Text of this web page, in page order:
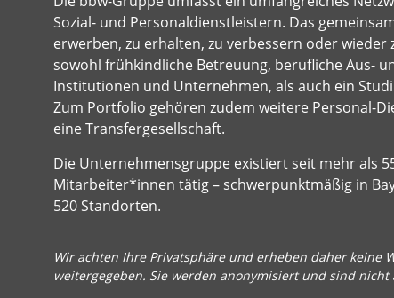
Sozial- und Personaldienstleistern. Das
erwerben, zu erhalten, zu verbessern oder
sowohl frühkindliche Betreuung, berufliche Aus-
Institutionen und Unternehmen, als auch ein
Zum Portfolio gehören zudem weitere Personal-
eine Transfergesellschaft.
Die Unternehmensgruppe existiert seit mehr als
Mitarbeiter*innen tätig – schwerpunktmäßig in
520 Standorten.
Wir achten Ihre Privatsphäre und erheben daher keine
weitergegeben. Sie werden anonymisiert und sind